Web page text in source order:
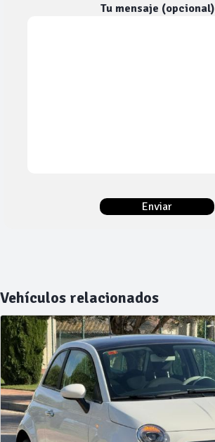
Tu mensaje (opcional)
Vehículos relacionados